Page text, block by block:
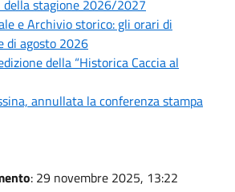
stagione 2026/2027
e Archivio storico: gli orari di
di agosto 2026
della “Historica Caccia al
annullata la conferenza stampa
: 29 novembre 2025, 13:22